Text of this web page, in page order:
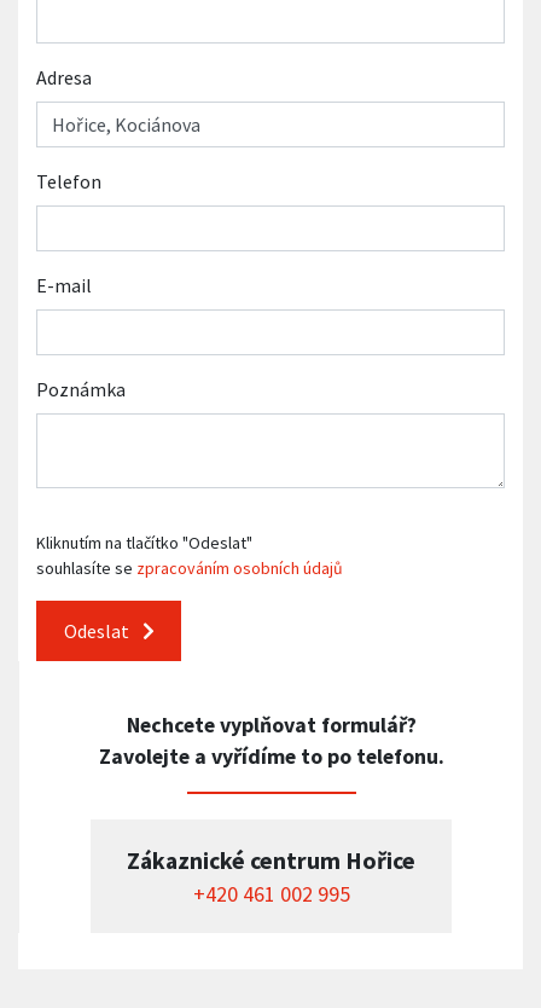
Adresa
Telefon
E-mail
Poznámka
Kliknutím na tlačítko "Odeslat"
souhlasíte se zpracováním osobních údajů
Odeslat
Nechcete vyplňovat formulář?
Zavolejte a vyřídíme to po telefonu.
Zákaznické centrum Hořice
+420 461 002 995